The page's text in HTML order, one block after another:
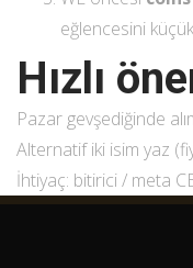
eğlencesini
Hızlı
Pazar gevşediğinde
Alternatif iki isim yaz
İhtiyaç: bitirici / meta